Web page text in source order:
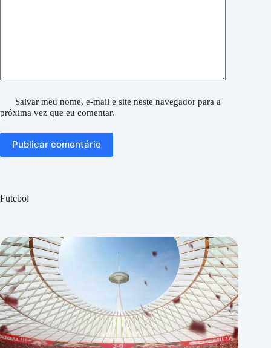
Salvar meu nome, e-mail e site neste navegador para a
próxima vez que eu comentar.
Publicar comentário
Futebol